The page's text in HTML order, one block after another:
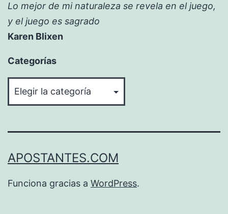
Lo mejor de mi naturaleza se revela en el juego,
y el juego es sagrado
Karen Blixen
Categorías
APOSTANTES.COM
Funciona gracias a WordPress.